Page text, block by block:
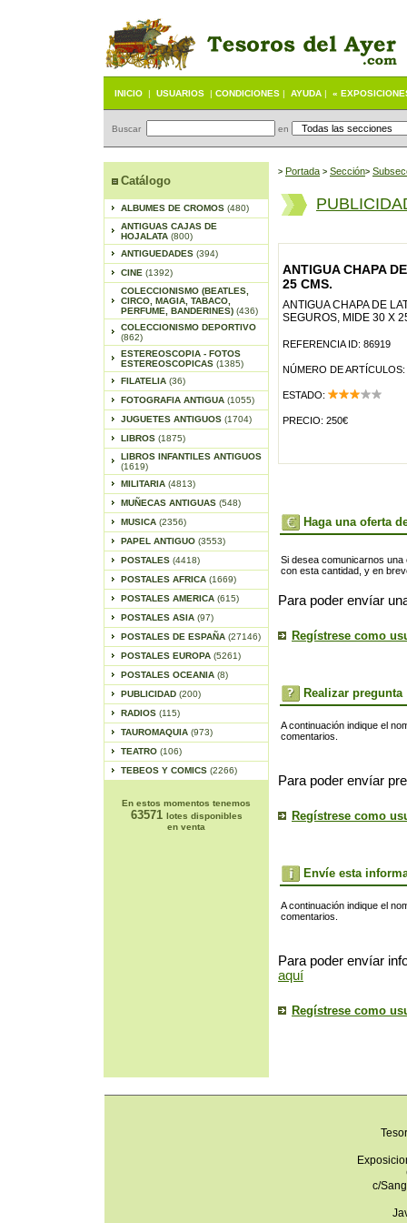
INICIO | USUARIOS | CONDICIONES | AYUDA | «
Buscar en
Catálogo
ALBUMES DE CROMOS (480)
ANTIGUAS CAJAS DE
HOJALATA (800)
ANTIGUEDADES (394)
CINE (1392)
COLECCIONISMO (BEATLES,
CIRCO, MAGIA, TABACO,
PERFUME, BANDERINES) (436)
COLECCIONISMO DEPORTIVO
(862)
ESTEREOSCOPIA - FOTOS
ESTEREOSCOPICAS (1385)
FILATELIA (36)
FOTOGRAFIA ANTIGUA (1055)
JUGUETES ANTIGUOS (1704)
LIBROS (1875)
LIBROS INFANTILES ANTIGUOS
(1619)
MILITARIA (4813)
MUÑECAS ANTIGUAS (548)
MUSICA (2356)
PAPEL ANTIGUO (3553)
POSTALES (4418)
POSTALES AFRICA (1669)
POSTALES AMERICA (615)
POSTALES ASIA (97)
POSTALES DE ESPAÑA (27146)
POSTALES EUROPA (5261)
POSTALES OCEANIA (8)
PUBLICIDAD (200)
RADIOS (115)
TAUROMAQUIA (973)
TEATRO (106)
TEBEOS Y COMICS (2266)
En estos momentos tenemos
63571 lotes disponibles
en venta
> Portada > Sección>
ANTIGUA CHAPA
25 CMS.
ANTIGUA CHAPA DE
SEGUROS, MIDE 30 X
REFERENCIA ID: 86919
NÚMERO DE ARTÍCULOS:
ESTADO:
PRECIO: 250€
Haga una oferta
Si desea comunicarnos
con esta cantidad, y en
Para poder envíar
Regístrese como
Realizar pregunta
A continuación indique el
comentarios.
Para poder envíar
Regístrese como
Envíe esta
A continuación indique el
comentarios.
Para poder envíar
aquí
Regístrese como
c/